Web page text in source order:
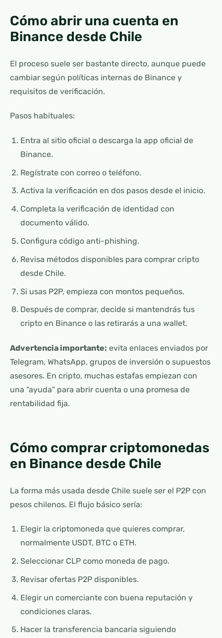
Cómo abrir una cuenta en
Binance desde Chile
El proceso suele ser bastante directo, aunque puede
cambiar según políticas internas de Binance y
requisitos de verificación.
Pasos habituales:
Entra al sitio oficial o descarga la app oficial de
Binance.
Regístrate con correo o teléfono.
Activa la verificación en dos pasos desde el inicio.
Completa la verificación de identidad con
documento válido.
Configura código anti-phishing.
Revisa métodos disponibles para comprar cripto
desde Chile.
Si usas P2P, empieza con montos pequeños.
Después de comprar, decide si mantendrás tus
cripto en Binance o las retirarás a una wallet.
Advertencia importante: evita enlaces enviados por
Telegram, WhatsApp, grupos de inversión o supuestos
asesores. En cripto, muchas estafas empiezan con
una “ayuda” para abrir cuenta o una promesa de
rentabilidad fija.
Cómo comprar criptomonedas
en Binance desde Chile
La forma más usada desde Chile suele ser el P2P con
pesos chilenos. El flujo básico sería:
Elegir la criptomoneda que quieres comprar,
normalmente USDT, BTC o ETH.
Seleccionar CLP como moneda de pago.
Revisar ofertas P2P disponibles.
Elegir un comerciante con buena reputación y
condiciones claras.
Hacer la transferencia bancaria siguiendo